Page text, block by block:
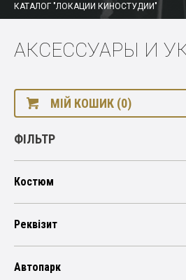
КАТАЛОГ "ЛОКАЦИИ КИНОСТУДИИ"
АКСЕССУАРЫ И
МІЙ КОШИК (0)
ФІЛЬТР
Костюм
Реквізит
Автопарк